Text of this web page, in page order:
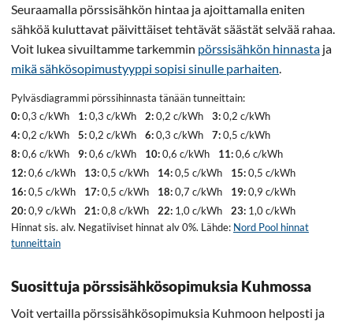
Seuraamalla pörssisähkön hintaa ja ajoittamalla eniten
sähköä kuluttavat päivittäiset tehtävät säästät selvää rahaa.
Voit lukea sivuiltamme tarkemmin pörssisähkön hinnasta ja
mikä sähkösopimustyyppi sopisi sinulle parhaiten
Pylväsdiagrammi pörssihinnasta tänään tunneittain:
0:0,3 c/kWh 1:0,3 c/kWh 2:0,2 c/kWh 3:0,2 c/kWh
4:0,2 c/kWh 5:0,2 c/kWh 6:0,3 c/kWh 7:0,5 c/kWh
8:0,6 c/kWh 9:0,6 c/kWh 10:0,6 c/kWh 11:0,6 c/kWh
12:0,6 c/kWh 13:0,5 c/kWh 14:0,5 c/kWh 15:0,5 c/kWh
16:0,5 c/kWh 17:0,5 c/kWh 18:0,7 c/kWh 19:0,9 c/kWh
20:0,9 c/kWh 21:0,8 c/kWh 22: 1,0 c/kWh 23: 1,0 c/kWh
Hinnat sis. alv. Negatiiviset hinnat alv 0%. Lähde: Nord Pool hinnat
tunneittain
Suosittuja pörssisähkösopimuksia Kuhmossa
Voit vertailla pörssisähkösopimuksia Kuhmoon helposti ja